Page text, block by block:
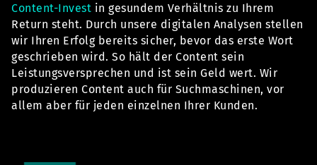
Content-Invest in gesundem Verhältnis zu Ihrem
Return steht. Durch unsere digitalen Analysen stellen
wir Ihren Erfolg bereits sicher, bevor das erste Wort
geschrieben wird. So hält der Content sein
Leistungsversprechen und ist sein Geld wert. Wir
produzieren Content auch für Suchmaschinen, vor
allem aber für jeden einzelnen Ihrer Kunden.